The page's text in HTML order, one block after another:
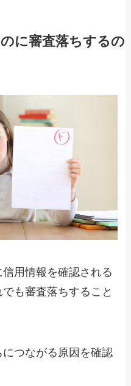
に審査落ちするの
用情報を確認される
も審査落ちすること
つながる原因を確認